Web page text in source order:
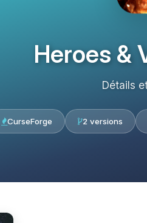
Heroes &
Détails
CurseForge 2 versions